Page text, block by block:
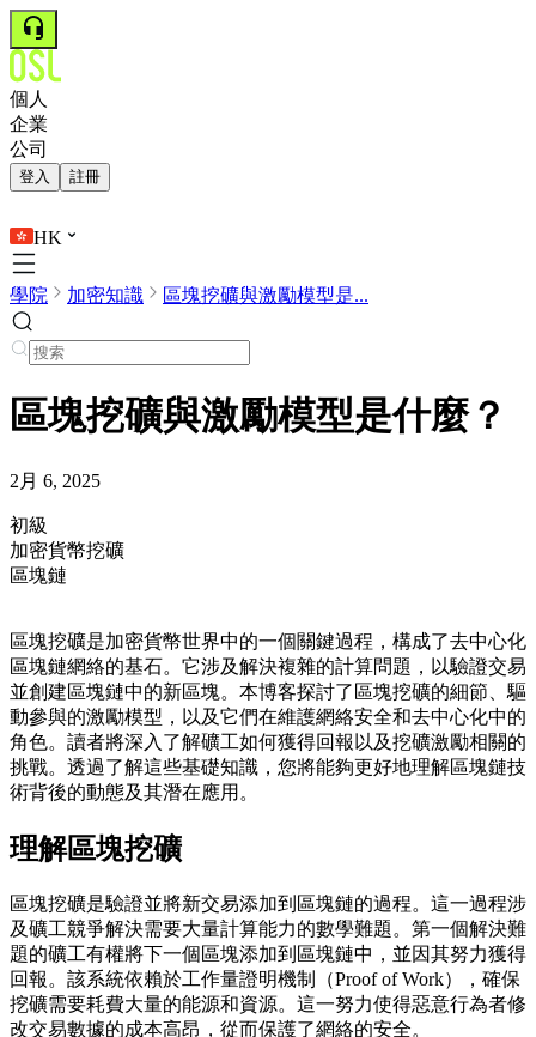
個人
企業
公司
登入 註冊
HK
學院 加密知識 區塊挖礦與激勵模型是...
區塊挖礦與激勵模型是什麼？
2月 6, 2025
初級
加密貨幣挖礦
區塊鏈
區塊挖礦是加密貨幣世界中的一個關鍵過程，構成了去中心化
區塊鏈網絡的基石。它涉及解決複雜的計算問題，以驗證交易
並創建區塊鏈中的新區塊。本博客探討了區塊挖礦的細節、驅
動參與的激勵模型，以及它們在維護網絡安全和去中心化中的
角色。讀者將深入了解礦工如何獲得回報以及挖礦激勵相關的
挑戰。透過了解這些基礎知識，您將能夠更好地理解區塊鏈技
術背後的動態及其潛在應用。
理解區塊挖礦
區塊挖礦是驗證並將新交易添加到區塊鏈的過程。這一過程涉
及礦工競爭解決需要大量計算能力的數學難題。第一個解決難
題的礦工有權將下一個區塊添加到區塊鏈中，並因其努力獲得
回報。該系統依賴於工作量證明機制（Proof of Work），確保
挖礦需要耗費大量的能源和資源。這一努力使得惡意行為者修
改交易數據的成本高昂，從而保護了網絡的安全。